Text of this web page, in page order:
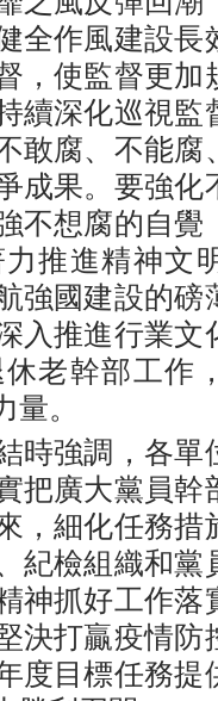
全作風建設長
，使監督更加
續深化巡視監
敢腐、不能腐
成果。要強化
不想腐的自覺
推進精神文
強國建設的磅
入推進行業文
老幹部工作
。
強調，各單
把廣大黨員幹
，細化任務措
紀檢組織和黨
神抓好工作落
決打贏疫情防
度目標任務提